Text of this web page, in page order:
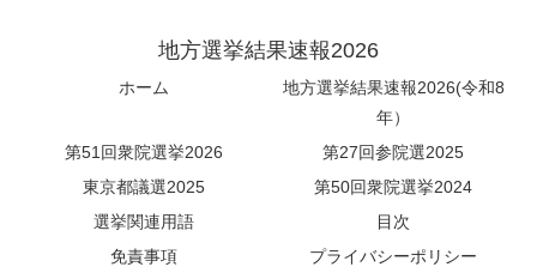
地方選挙結果速報2026
ホーム
地方選挙結果速報2026(令和8
年）
第51回衆院選挙2026
第27回参院選2025
東京都議選2025
第50回衆院選挙2024
選挙関連用語
目次
免責事項
プライバシーポリシー